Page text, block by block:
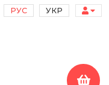
РУС УКР